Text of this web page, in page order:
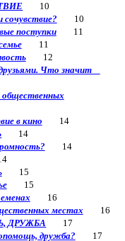
10
10
поступки11
11
12
Что значит
общественных
в кино 14
14
14
15
15
16
местах 16
ДРУЖБА 17
дружба? 17